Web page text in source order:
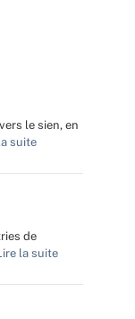
le sien, en
suite
de
la suite